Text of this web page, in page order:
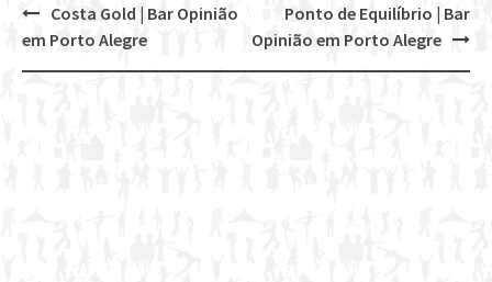
Post
navigation
Ponto de Equilíbrio | Bar
Opinião em Porto Alegre
Costa Gold | Bar Opinião
em Porto Alegre